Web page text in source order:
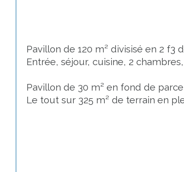
Pavillon de 120 m² divisisé en 2 f3
Entrée, séjour, cuisine, 2
Pavillon de 30 m² en fond de
Le tout sur 325 m² de terrain en